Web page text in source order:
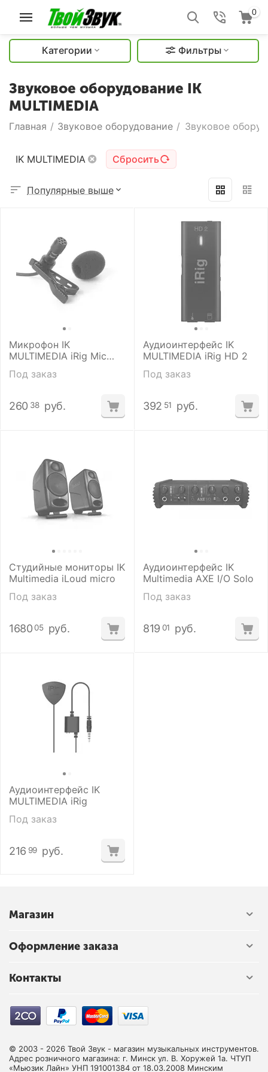
0
Категории Фильтры
Звуковое оборудование IK
MULTIMEDIA
Главная / Звуковое оборудование / Звуковое
IK MULTIMEDIA Сбросить
Популярные выше
Микрофон IK
MULTIMEDIA iRig Mic
Lav
Под заказ
260 38 руб.
Аудиоинтерфейс IK
MULTIMEDIA iRig HD 2
Под заказ
392 51 руб.
Студийные мониторы IK
Multimedia iLoud micro
Под заказ
1680 05 руб.
Аудиоинтерфейс IK
Multimedia AXE I/O Solo
Под заказ
819 01 руб.
Аудиоинтерфейс IK
MULTIMEDIA iRig
Под заказ
216 99 руб.
Магазин
Оформление заказа
Контакты
© 2003 - 2026 Твой Звук - магазин музыкальных инструментов.
Адрес розничного магазина: г. Минск ул. В. Хоружей 1а. ЧТУП
«Мьюзик Лайн» УНП 191001384 от 18.03.2008 Минским